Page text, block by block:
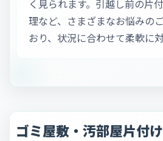
く見られます。引越し前の片
理など、さまざまなお悩みの
おり、状況に合わせて柔軟に
ゴミ屋敷・汚部屋片付